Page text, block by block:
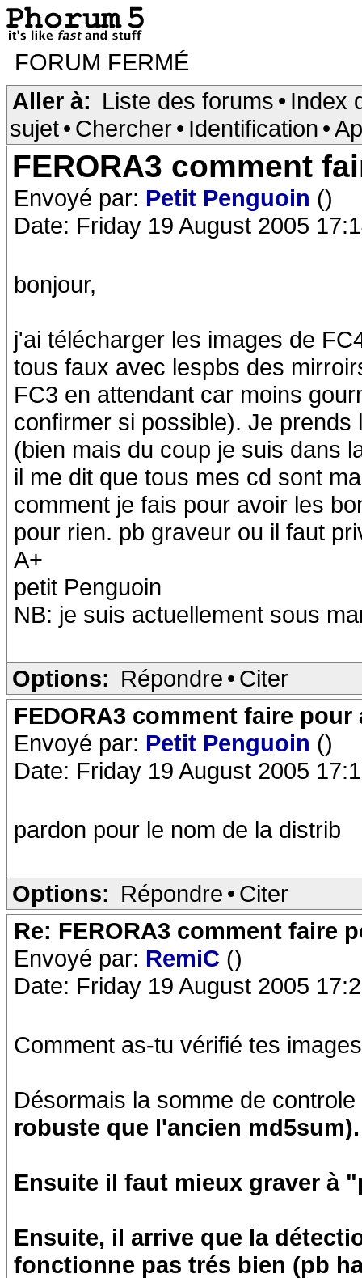
FORUM FERMÉ
Aller à: Liste des forums • Index
sujet• Chercher• Identification •
FERORA3 comment
Envoyé par: Petit Penguoin ()
Date: Friday 19 August 2005
bonjour,
j'ai télécharger les images de
tous faux avec lespbs des
FC3 en attendant car moins
confirmer si possible). Je
(bien mais du coup je suis dans
il me dit que tous mes cd sont
comment je fais pour avoir les
pour rien. pb graveur ou il faut
A+
petit Penguoin
NB: je suis actuellement sous
Options: Répondre • Citer
FEDORA3 comment faire
Envoyé par: Petit Penguoin ()
Date: Friday 19 August 2005
pardon pour le nom de la distrib
Options: Répondre • Citer
Re: FERORA3 comment faire
Envoyé par: RemiC ()
Date: Friday 19 August 2005
Comment as-tu vérifié tes
Désormais la somme de
robuste que l'ancien md5sum).
Ensuite il faut mieux graver à
Ensuite, il arrive que la
fonctionne pas trés bien (pb